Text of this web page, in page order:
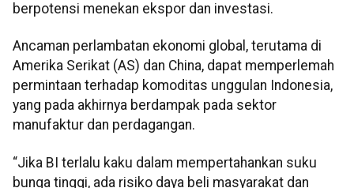
berpotensi menekan ekspor dan investasi.
Ancaman perlambatan ekonomi global, terutama di
Amerika Serikat (AS) dan China, dapat memperlemah
permintaan terhadap komoditas unggulan Indonesia,
yang pada akhirnya berdampak pada sektor
manufaktur dan perdagangan.
“Jika BI terlalu kaku dalam mempertahankan suku
bunga tinggi, ada risiko daya beli masyarakat dan